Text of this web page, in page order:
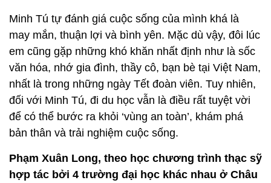
Minh Tú tự đánh giá cuộc sống của mình khá là
may mắn, thuận lợi và bình yên. Mặc dù vậy, đôi lúc
em cũng gặp những khó khăn nhất định như là sốc
văn hóa, nhớ gia đình, thầy cô, bạn bè tại Việt Nam,
nhất là trong những ngày Tết đoàn viên. Tuy nhiên,
đối với Minh Tú, đi du học vẫn là điều rất tuyệt vời
để có thể bước ra khỏi ‘vùng an toàn’, khám phá
bản thân và trải nghiệm cuộc sống.
Phạm Xuân Long, theo học chương trình thạc sỹ
hợp tác bởi 4 trường đại học khác nhau ở Châu